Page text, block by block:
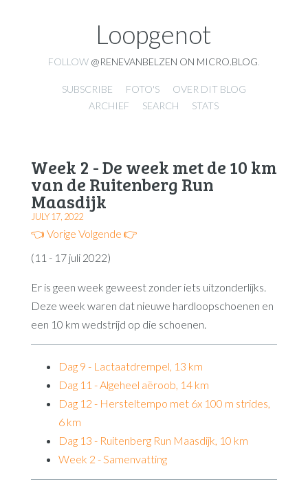
Loopgenot
FOLLOW @RENEVANBELZEN ON MICRO.BLOG
SUBSCRIBE FOTO'S
OVER DIT BLOG
ARCHIEF
SEARCH STATS
Week 2 - De week met de 10 km
van de Ruitenberg Run
Maasdijk
JULY 17, 2022
👈 Vorige Volgende 👉
(11 - 17 juli 2022)
Er is geen week geweest zonder iets uitzonderlijks.
Deze week waren dat nieuwe hardloopschoenen en
een 10 km wedstrijd op die schoenen.
Dag 9 - Lactaatdrempel, 13 km
Dag 11 - Algeheel aëroob, 14 km
Dag 12 - Hersteltempo met 6x 100 m strides,
6 km
Dag 13 - Ruitenberg Run Maasdijk, 10 km
Week 2 - Samenvatting